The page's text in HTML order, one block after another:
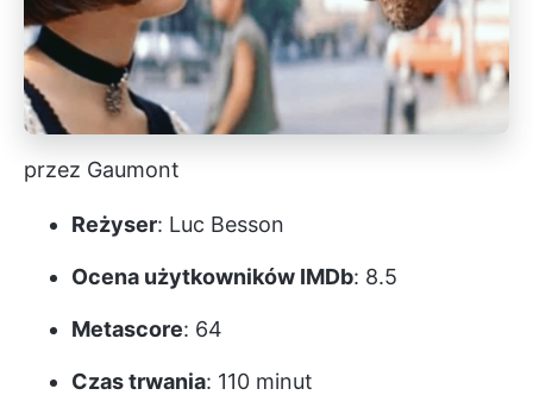
przez Gaumont
Reżyser: Luc Besson
Ocena użytkowników IMDb: 8.5
Metascore: 64
Czas trwania: 110 minut